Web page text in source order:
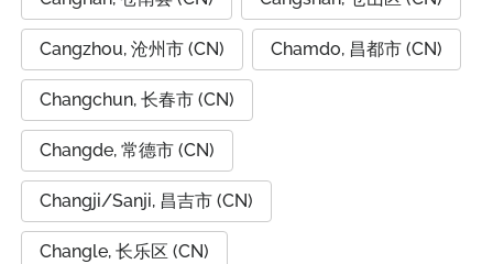
Cangzhou, 沧州市 (CN) Chamdo, 昌都市 (CN)
Changchun, 长春市 (CN)
Changde, 常德市 (CN)
Changji/Sanji, 昌吉市 (CN)
Changle, 长乐区 (CN)